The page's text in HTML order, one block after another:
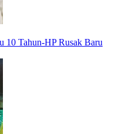
10 Tahun-HP Rusak Baru